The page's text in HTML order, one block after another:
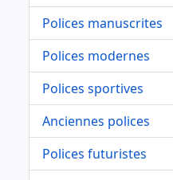
Polices manuscrites
Polices modernes
Polices sportives
Anciennes polices
Polices futuristes